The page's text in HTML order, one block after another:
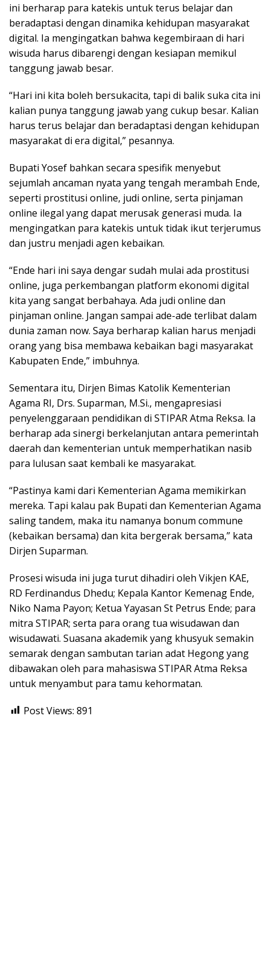
ini berharap para katekis untuk terus belajar dan
beradaptasi dengan dinamika kehidupan masyarakat
digital. Ia mengingatkan bahwa kegembiraan di hari
wisuda harus dibarengi dengan kesiapan memikul
tanggung jawab besar.
“Hari ini kita boleh bersukacita, tapi di balik suka cita ini
kalian punya tanggung jawab yang cukup besar. Kalian
harus terus belajar dan beradaptasi dengan kehidupan
masyarakat di era digital,” pesannya.
Bupati Yosef bahkan secara spesifik menyebut
sejumlah ancaman nyata yang tengah merambah Ende,
seperti prostitusi online, judi online, serta pinjaman
online ilegal yang dapat merusak generasi muda. Ia
mengingatkan para katekis untuk tidak ikut terjerumus
dan justru menjadi agen kebaikan.
“Ende hari ini saya dengar sudah mulai ada prostitusi
online, juga perkembangan platform ekonomi digital
kita yang sangat berbahaya. Ada judi online dan
pinjaman online. Jangan sampai ade-ade terlibat dalam
dunia zaman now. Saya berharap kalian harus menjadi
orang yang bisa membawa kebaikan bagi masyarakat
Kabupaten Ende,” imbuhnya.
Sementara itu, Dirjen Bimas Katolik Kementerian
Agama RI, Drs. Suparman, M.Si., mengapresiasi
penyelenggaraan pendidikan di STIPAR Atma Reksa. Ia
berharap ada sinergi berkelanjutan antara pemerintah
daerah dan kementerian untuk memperhatikan nasib
para lulusan saat kembali ke masyarakat.
“Pastinya kami dari Kementerian Agama memikirkan
mereka. Tapi kalau pak Bupati dan Kementerian Agama
saling tandem, maka itu namanya bonum commune
(kebaikan bersama) dan kita bergerak bersama,” kata
Dirjen Suparman.
Prosesi wisuda ini juga turut dihadiri oleh Vikjen KAE,
RD Ferdinandus Dhedu; Kepala Kantor Kemenag Ende,
Niko Nama Payon; Ketua Yayasan St Petrus Ende; para
mitra STIPAR; serta para orang tua wisudawan dan
wisudawati. Suasana akademik yang khusyuk semakin
semarak dengan sambutan tarian adat Hegong yang
dibawakan oleh para mahasiswa STIPAR Atma Reksa
untuk menyambut para tamu kehormatan.
Post Views: 891